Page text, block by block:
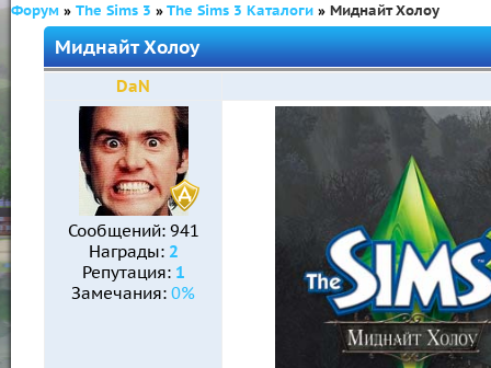
Форум » The Sims 3 »The Sims 3 Каталоги » Миднайт Холоу
Миднайт Холоу
DaN
Сообщений: 941
Награды: 2
Репутация: 1
Замечания: 0%